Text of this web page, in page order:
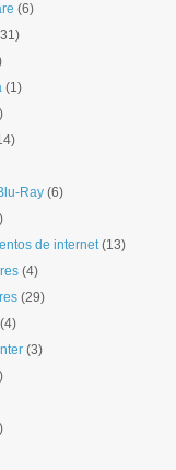
(6)
(1)
Ray (6)
de internet (13)
(4)
(29)
(4)
(3)